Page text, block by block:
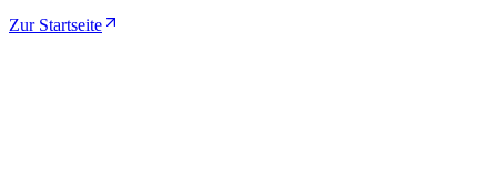
Zur Startseite